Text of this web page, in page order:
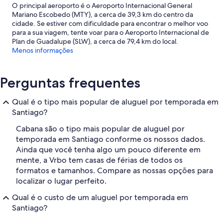
O principal aeroporto é o Aeroporto Internacional General
Mariano Escobedo (MTY), a cerca de 39,3 km do centro da
cidade. Se estiver com dificuldade para encontrar o melhor voo
para a sua viagem, tente voar para o Aeroporto Internacional de
Plan de Guadalupe (SLW), a cerca de 79,4 km do local.
Menos informações
Perguntas frequentes
Qual é o tipo mais popular de aluguel por temporada em
Santiago?
Cabana são o tipo mais popular de aluguel por
temporada em Santiago conforme os nossos dados.
Ainda que você tenha algo um pouco diferente em
mente, a Vrbo tem casas de férias de todos os
formatos e tamanhos. Compare as nossas opções para
localizar o lugar perfeito.
Qual é o custo de um aluguel por temporada em
Santiago?